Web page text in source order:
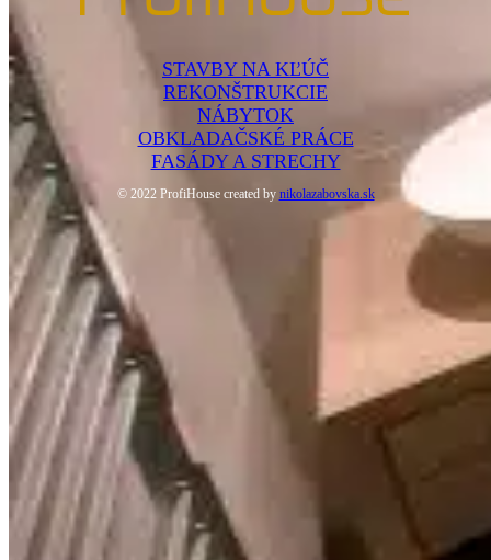
STAVBY NA KĽÚČ
REKONŠTRUKCIE
NÁBYTOK
OBKLADAČSKÉ PRÁCE
FASÁDY A STRECHY
© 2022 ProfiHouse created by nikolazabovska.sk